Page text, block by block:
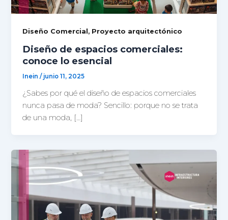
Diseño Comercial , Proyecto arquitectónico
Diseño de espacios comerciales:
conoce lo esencial
Inein/ junio 11, 2025
¿Sabes por qué el diseño de espacios comerciales
nunca pasa de moda? Sencillo: porque no se trata
de una moda, […]